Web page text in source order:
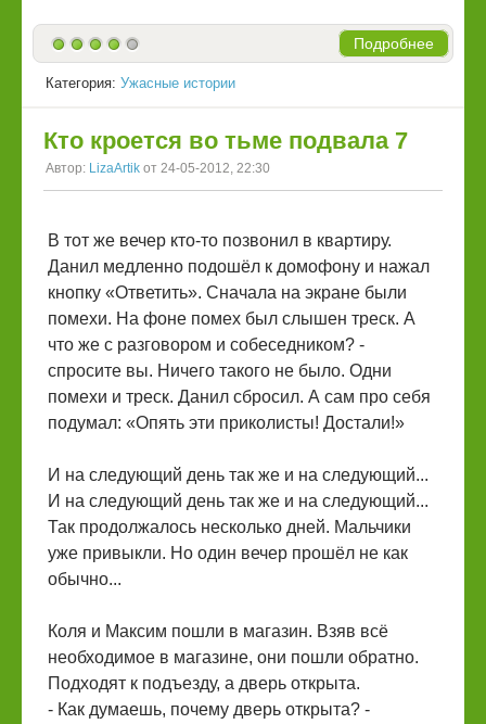
Подробнее
Категория: Ужасные истории
Кто кроется во тьме подвала 7
Автор: LizaArtik от 24-05-2012, 22:30
В тот же вечер кто-то позвонил в квартиру.
Данил медленно подошёл к домофону и нажал
кнопку «Ответить». Сначала на экране были
помехи. На фоне помех был слышен треск. А
что же с разговором и собеседником? -
спросите вы. Ничего такого не было. Одни
помехи и треск. Данил сбросил. А сам про себя
подумал: «Опять эти приколисты! Достали!»
И на следующий день так же и на следующий...
И на следующий день так же и на следующий...
Так продолжалось несколько дней. Мальчики
уже привыкли. Но один вечер прошёл не как
обычно...
Коля и Максим пошли в магазин. Взяв всё
необходимое в магазине, они пошли обратно.
Подходят к подъезду, а дверь открыта.
- Как думаешь, почему дверь открыта? -